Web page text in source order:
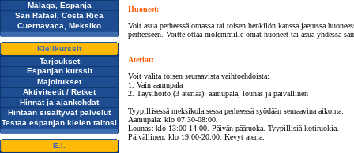
Málaga, Espanja
San Rafael, Costa Rica
Cuernavaca, Meksiko
Kielikurssit
Tarjoukset
Espanjan kurssit
Majoitukset
Aktiviteetit / Retket
Hinnat ja ajankohdat
Hintaan sisältyvät palvelut
Testaa espanjan kielen taitosi
E.I.
Huoneet:
Voit asua perheessä omassa tai toisen henkilön kanssa jaetussa
perheeseen. Voitte ottaa molemmille omat huoneet tai asua yhdessä
Ateriat:
Voit valita toisen seuraavista vaihtoehdoista:
1. Vain aamupala
2. Täysihoito (3 ateriaa): aamupala, lounas ja päivällinen
Tyypillisessä meksikolaisessa perheessä syödään seuraavina aikoina:
Aamupala: klo 07:30-08:00.
Lounas: klo 13:00-14:00. Päivän pääruoka. Tyypillisiä kotiruokia.
Päivällinen: klo 19:00-20:00. Kevyt ateria.